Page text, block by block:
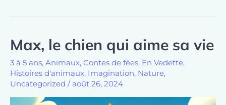
Max, le chien qui aime sa vie
3 à 5 ans, Animaux, Contes de fées, En Vedette,
Histoires d'animaux, Imagination, Nature,
Uncategorized / août 26, 2024